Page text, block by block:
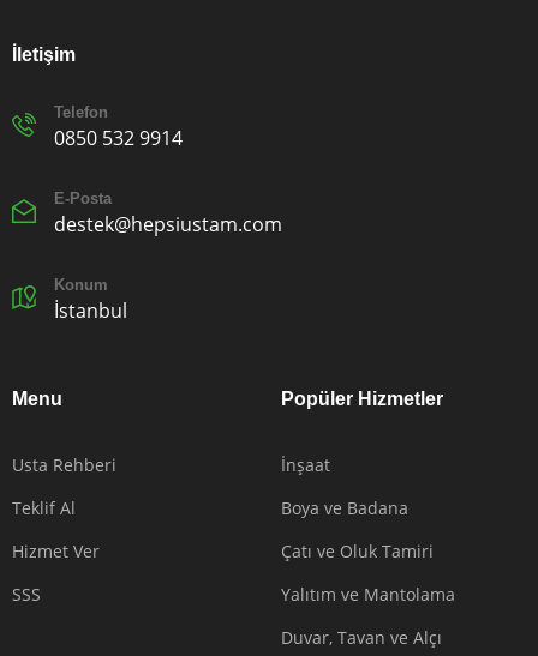
İletişim
Telefon
0850 532 9914
E-Posta
destek@hepsiustam.com
Konum
İstanbul
Menu
Usta Rehberi
Teklif Al
Hizmet Ver
SSS
Popüler Hizmetler
İnşaat
Boya ve Badana
Çatı ve Oluk Tamiri
Yalıtım ve Mantolama
Duvar, Tavan ve Alçı